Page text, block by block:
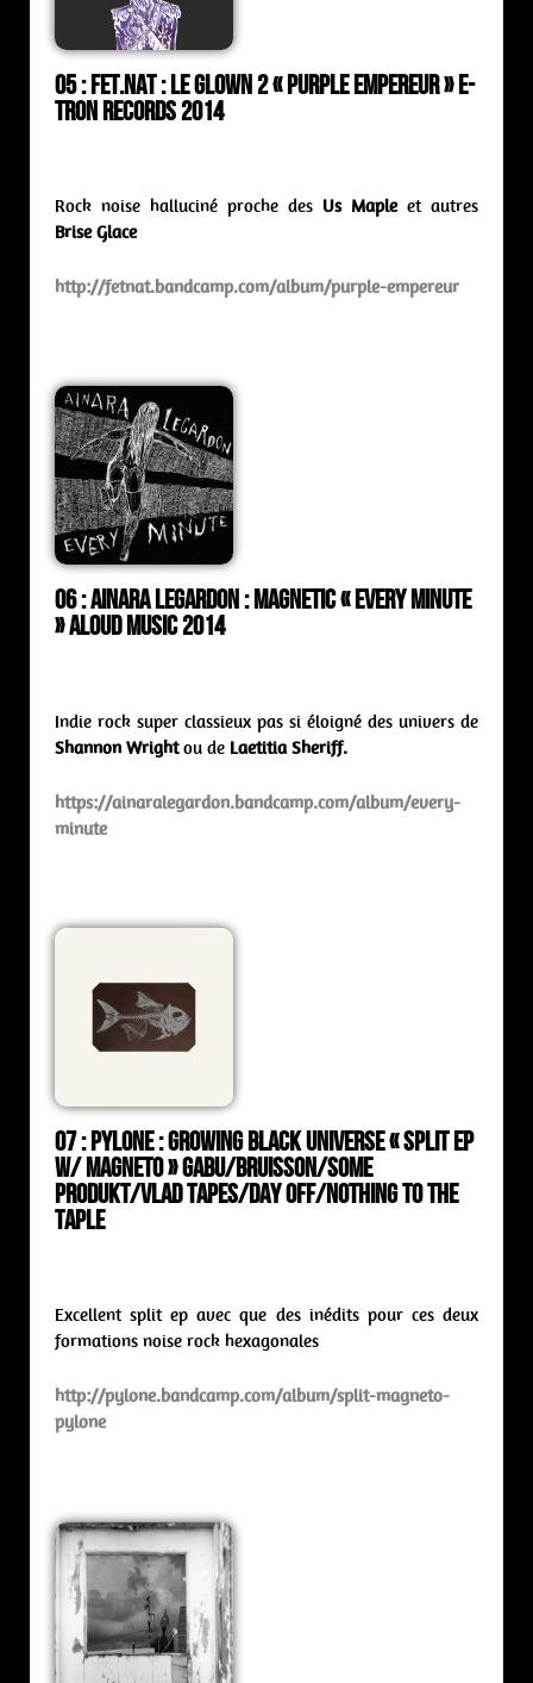
05 : Fet.Nat : le glown 2 « Purple Empereur » E-
Tron Records 2014
Rock noise halluciné proche des Us Mapleet autres
Brise Glace
http://fetnat.bandcamp.com/album/purple-empereur
06 : Ainara Legardon : magnetic « Every Minute
» Aloud Music 2014
Indie rock super classieux pas si éloigné des univers de
Shannon Wrightou de Laetitia Sheriff.
https://ainaralegardon.bandcamp.com/album/every-
minute
07 : Pylone : growing black universe « Split ep
w/ Magneto » Gabu/Bruisson/Some
Produkt/Vlad Tapes/Day Off/Nothing To The
Taple
Excellent split ep avec que des inédits pour ces deux
formations noise rock hexagonales
http://pylone.bandcamp.com/album/split-magneto-
pylone